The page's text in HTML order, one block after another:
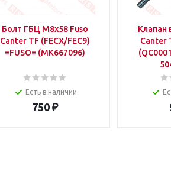
Болт ГБЦ M8x58 Fuso
Canter TF (FECX/FEC9)
=FUSO= (MK667096)
Есть в наличии
750 ₽
Клапан
Canter